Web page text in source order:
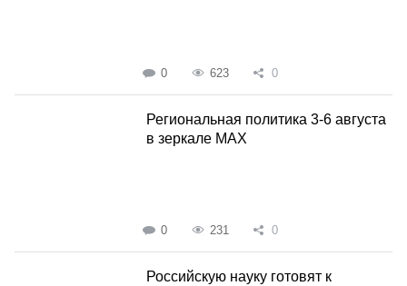
0 623 0
Региональная политика 3-6 августа
в зеркале MAX
0 231 0
Российскую науку готовят к